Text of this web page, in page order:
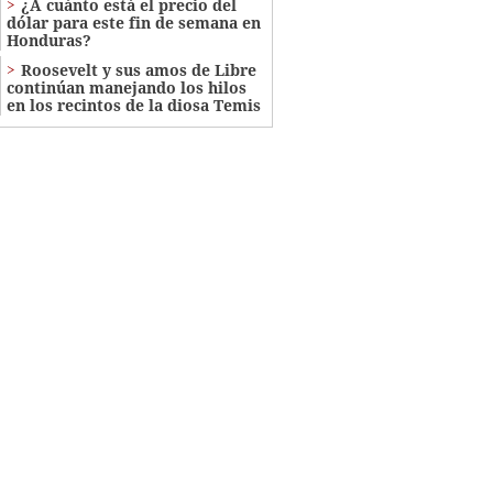
¿A cuánto está el precio del
dólar para este fin de semana en
Honduras?
Roosevelt y sus amos de Libre
continúan manejando los hilos
en los recintos de la diosa Temis